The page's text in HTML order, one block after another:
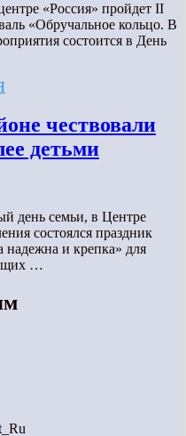
«Россия» пройдет II
«Обручальное кольцо. В
состоится в День
чествовали
детьми
день семьи, в Центре
состоялся праздник
надежна и крепка» для
…